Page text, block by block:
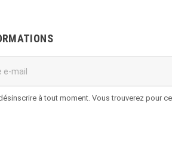
à tout moment. Vous trouverez pour